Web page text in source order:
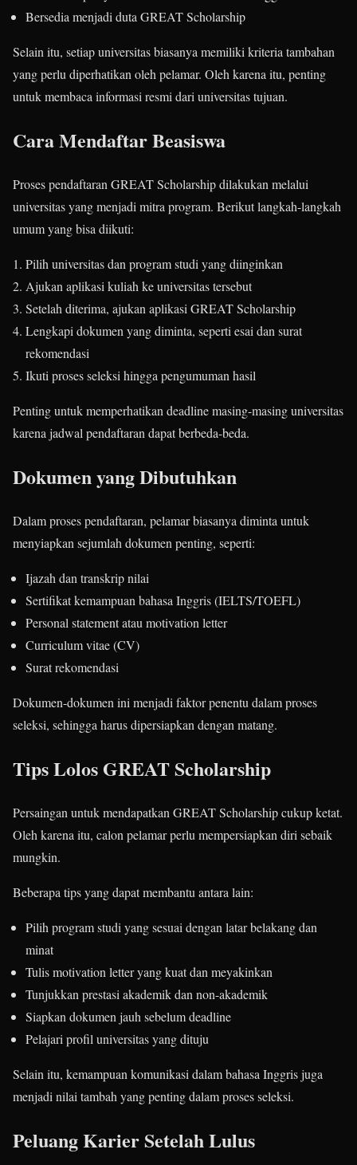
Bersedia menjadi duta GREAT Scholarship
Selain itu, setiap universitas biasanya memiliki kriteria tambahan
yang perlu diperhatikan oleh pelamar. Oleh karena itu, penting
untuk membaca informasi resmi dari universitas tujuan.
Cara Mendaftar Beasiswa
Proses pendaftaran GREAT Scholarship dilakukan melalui
universitas yang menjadi mitra program. Berikut langkah-langkah
umum yang bisa diikuti:
Pilih universitas dan program studi yang diinginkan
Ajukan aplikasi kuliah ke universitas tersebut
Setelah diterima, ajukan aplikasi GREAT Scholarship
Lengkapi dokumen yang diminta, seperti esai dan surat
rekomendasi
Ikuti proses seleksi hingga pengumuman hasil
Penting untuk memperhatikan deadline masing-masing universitas
karena jadwal pendaftaran dapat berbeda-beda.
Dokumen yang Dibutuhkan
Dalam proses pendaftaran, pelamar biasanya diminta untuk
menyiapkan sejumlah dokumen penting, seperti:
Ijazah dan transkrip nilai
Sertifikat kemampuan bahasa Inggris (IELTS/TOEFL)
Personal statement atau motivation letter
Curriculum vitae (CV)
Surat rekomendasi
Dokumen-dokumen ini menjadi faktor penentu dalam proses
seleksi, sehingga harus dipersiapkan dengan matang.
Tips Lolos GREAT Scholarship
Persaingan untuk mendapatkan GREAT Scholarship cukup ketat.
Oleh karena itu, calon pelamar perlu mempersiapkan diri sebaik
mungkin.
Beberapa tips yang dapat membantu antara lain:
Pilih program studi yang sesuai dengan latar belakang dan
minat
Tulis motivation letter yang kuat dan meyakinkan
Tunjukkan prestasi akademik dan non-akademik
Siapkan dokumen jauh sebelum deadline
Pelajari profil universitas yang dituju
Selain itu, kemampuan komunikasi dalam bahasa Inggris juga
menjadi nilai tambah yang penting dalam proses seleksi.
Peluang Karier Setelah Lulus